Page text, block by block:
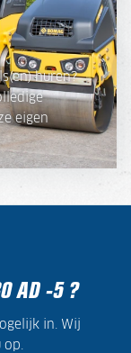
huren?
eigen
AD -5 ?
in. Wij
op.